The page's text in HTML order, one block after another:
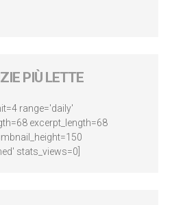
PIÙ LETTE
range='daily'
excerpt_length=68
stats_views=0]